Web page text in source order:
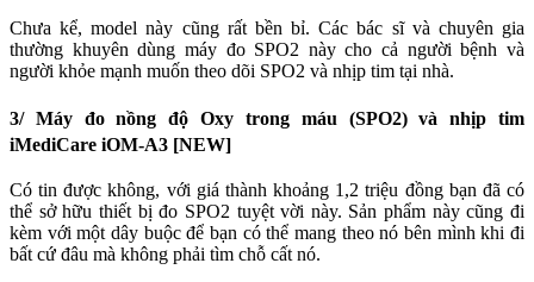
Chưa kể, model này cũng rất bền bỉ. Các bác sĩ và chuyên gia
thường khuyên dùng máy đo SPO2 này cho cả người bệnh và
người khỏe mạnh muốn theo dõi SPO2 và nhịp tim tại nhà.
3/ Máy đo nồng độ Oxy trong máu (SPO2) và nhịp tim
iMediCare iOM-A3 [NEW]
Có tin được không, với giá thành khoảng 1,2 triệu đồng bạn đã có
thể sở hữu thiết bị đo SPO2 tuyệt vời này. Sản phẩm này cũng đi
kèm với một dây buộc để bạn có thể mang theo nó bên mình khi đi
bất cứ đâu mà không phải tìm chỗ cất nó.